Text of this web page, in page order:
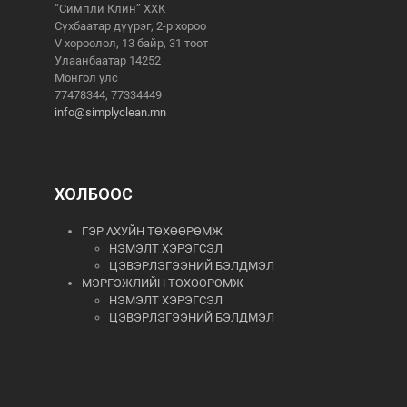
“Симпли Клин” ХХК
Сүхбаатар дүүрэг, 2-р хороо
V хороолол, 13 байр, 31 тоот
Улаанбаатар 14252
Монгол улс
77478344, 77334449
info@simplyclean.mn
ХОЛБООС
ГЭР АХУЙН ТӨХӨӨРӨМЖ
НЭМЭЛТ ХЭРЭГСЭЛ
ЦЭВЭРЛЭГЭЭНИЙ БЭЛДМЭЛ
МЭРГЭЖЛИЙН ТӨХӨӨРӨМЖ
НЭМЭЛТ ХЭРЭГСЭЛ
ЦЭВЭРЛЭГЭЭНИЙ БЭЛДМЭЛ